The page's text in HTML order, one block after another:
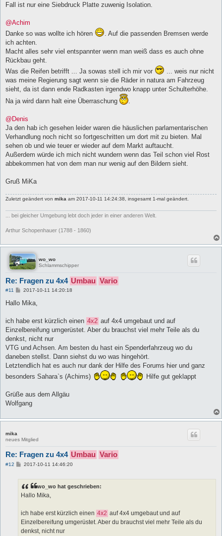
Fall ist nur eine Siebdruck Platte zuwenig Isolation.
@Achim
Danke so was wollte ich hören
. Auf die passenden Bremsen werde
ich achten.
Macht alles sehr viel entspannter wenn man weiß dass es auch ohne
Rückbau geht.
Was die Reifen betrifft ... Ja sowas stell ich mir vor
... weis nur nicht
was meine Regierung sagt wenn sie die Räder in natura am Fahrzeug
sieht, da ist dann ende Radkasten irgendwo knapp unter Schulterhöhe.
Na ja wird dann halt eine Überraschung
.
@Denis
Ja den hab ich gesehen leider waren die häuslichen parlamentarischen
Verhandlung noch nicht so fortgeschritten um dort mit zu bieten. Mal
sehen ob und wie teuer er wieder auf dem Markt auftaucht.
Außerdem würde ich mich nicht wundern wenn das Teil schon viel Rost
abbekommen hat von dem man nur wenig auf den Bildern sieht.
Gruß MiKa
Zuletzt geändert von mika am 2017-10-11 14:24:38, insgesamt 1-mal geändert.
... bei gleicher Umgebung lebt doch jeder in einer anderen Welt.
Arthur Schopenhauer (1788 - 1860)
wo_wo
Schlammschipper
Re: Fragen zu 4x4 Umbau Vario
#11
B
a
2017-10-11 14:20:18
Hallo Mika,
ich habe erst kürzlich einen 4x2 auf 4x4 umgebaut und auf
Einzelbereifung umgerüstet. Aber du brauchst viel mehr Teile als du
denkst, nicht nur
VTG und Achsen. Am besten du hast ein Spenderfahrzeug wo du
daneben stellst. Dann siehst du wo was hingehört.
Letztendlich hat es auch nur dank der Hilfe des Forums hier und ganz
besonders Sahara`s (Achims)
Hilfe gut geklappt
Grüße aus dem Allgäu
Wolfgang
mika
neues Mitglied
Re: Fragen zu 4x4 Umbau Vario
#12
B
r
a
2017-10-11 14:46:20
wo_wo hat geschrieben:
Hallo Mika,
ich habe erst kürzlich einen 4x2 auf 4x4 umgebaut und auf
Einzelbereifung umgerüstet. Aber du brauchst viel mehr Teile als du
denkst, nicht nur